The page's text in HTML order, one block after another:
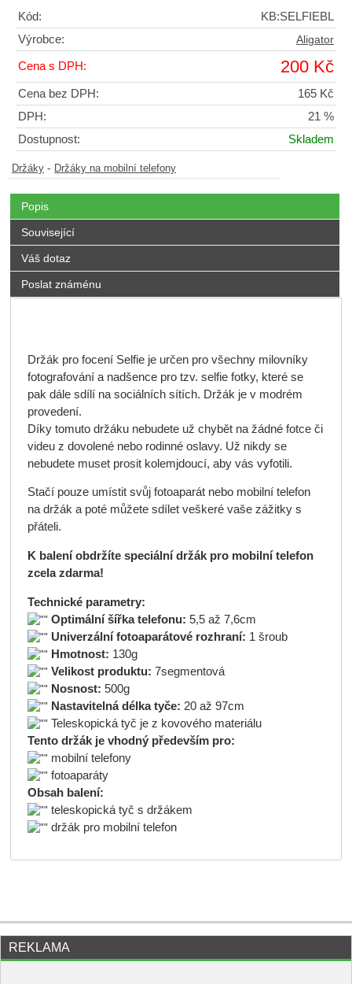
Kód:
KB:SELFIEBL
Výrobce:
Aligator
Cena s DPH: 200 Kč
Cena bez DPH:
165 Kč
DPH:
21 %
Dostupnost:
Skladem
Držáky - Držáky na mobilní telefony
Popis
Související
Váš dotaz
Poslat známénu
Držák pro focení Selfie je určen pro všechny milovníky
fotografování a nadšence pro tzv. selfie fotky, které se
pak dále sdílí na sociálních sítích. Držák je v modrém
provedení.
Díky tomuto držáku nebudete už chybět na žádné fotce či
videu z dovolené nebo rodinné oslavy. Už nikdy se
nebudete muset prosit kolemjdoucí, aby vás vyfotili.
Stačí pouze umístit svůj fotoaparát nebo mobilní telefon
na držák a poté můžete sdílet veškeré vaše zážitky s
přáteli.
K balení obdržíte speciální držák pro mobilní telefon
zcela zdarma!
Technické parametry:
Optimální šířka telefonu: 5,5 až 7,6cm
Univerzální fotoaparátové rozhraní: 1 šroub
Hmotnost: 130g
Velikost produktu: 7segmentová
Nosnost: 500g
Nastavitelná délka tyče: 20 až 97cm
Teleskopická tyč je z kovového materiálu
Tento držák je vhodný především pro:
mobilní telefony
fotoaparáty
Obsah balení:
teleskopická tyč s držákem
držák pro mobilní telefon
REKLAMA